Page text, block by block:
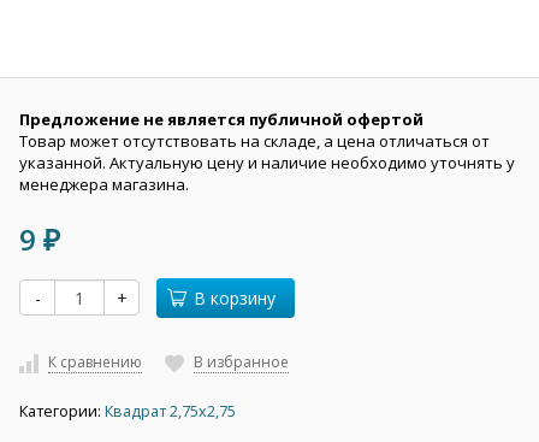
Предложение не является публичной офертой
Товар может отсутствовать на складе, а цена отличаться от
указанной. Актуальную цену и наличие необходимо уточнять у
менеджера магазина.
9 ₽
- + В корзину
К сравнению В избранное
Категории: Квадрат 2,75х2,75